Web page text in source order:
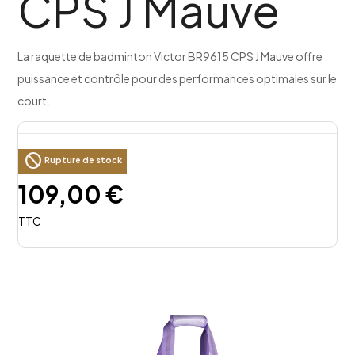
La raquette de badminton Victor BR9615 CPS J Mauve offre
puissance et contrôle pour des performances optimales sur le
court.
block Rupture de stock
109,00 €
TTC